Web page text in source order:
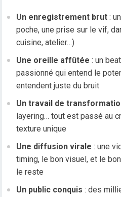
Un enregistrement brut :
poche, une prise sur le vif,
cuisine, atelier…)
Une oreille affûtée : un
passionné qui entend le
entendent juste du bruit
Un travail de
layering… tout est passé au
texture unique
Une diffusion virale : une
timing, le bon visuel, et le
le reste
Un public conquis : des